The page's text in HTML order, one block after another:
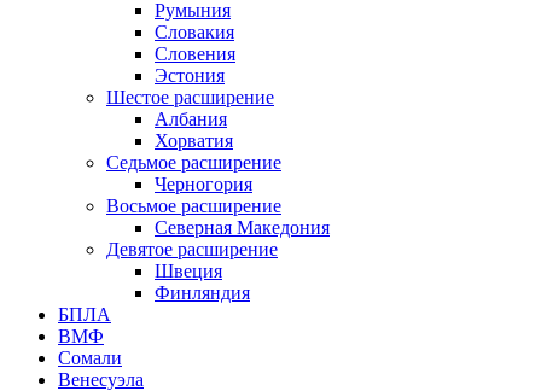
Румыния
Словакия
Словения
Эстония
Шестое расширение
Албания
Хорватия
Седьмое расширение
Черногория
Восьмое расширение
Северная Македония
Девятое расширение
Швеция
Финляндия
БПЛА
ВМФ
Сомали
Венесуэла